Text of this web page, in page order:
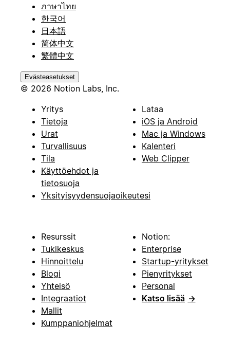
ภาษาไทย
한국어
日本語
简体中文
繁體中文
Evästeasetukset
© 2026 Notion Labs, Inc.
Yritys
Tietoja
Urat
Turvallisuus
Tila
Käyttöehdot ja
tietosuoja
Yksityisyydensuojaoikeutesi
Lataa
iOS ja Android
Mac ja Windows
Kalenteri
Web Clipper
Resurssit
Tukikeskus
Hinnoittelu
Blogi
Yhteisö
Integraatiot
Mallit
Kumppaniohjelmat
Notion:
Enterprise
Startup-yritykset
Pienyritykset
Personal
Katso lisää →